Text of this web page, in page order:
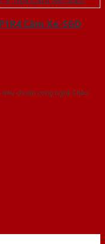
Căm Xe-SGD
chuẩn công nghệ Châu